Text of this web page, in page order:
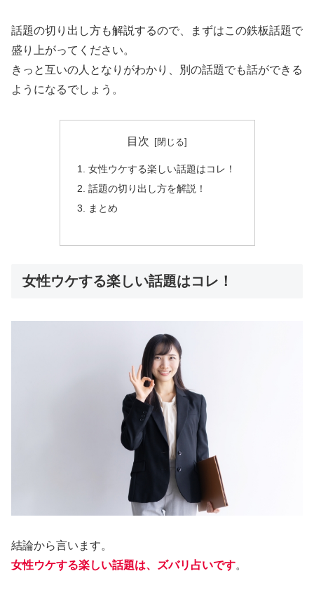
話題の切り出し方も解説するので、まずはこの鉄板話題で
盛り上がってください。
きっと互いの人となりがわかり、別の話題でも話ができる
ようになるでしょう。
目次
女性ウケする楽しい話題はコレ！
話題の切り出し方を解説！
まとめ
女性ウケする楽しい話題はコレ！
結論から言います。
女性ウケする楽しい話題は、ズバリ占いです。